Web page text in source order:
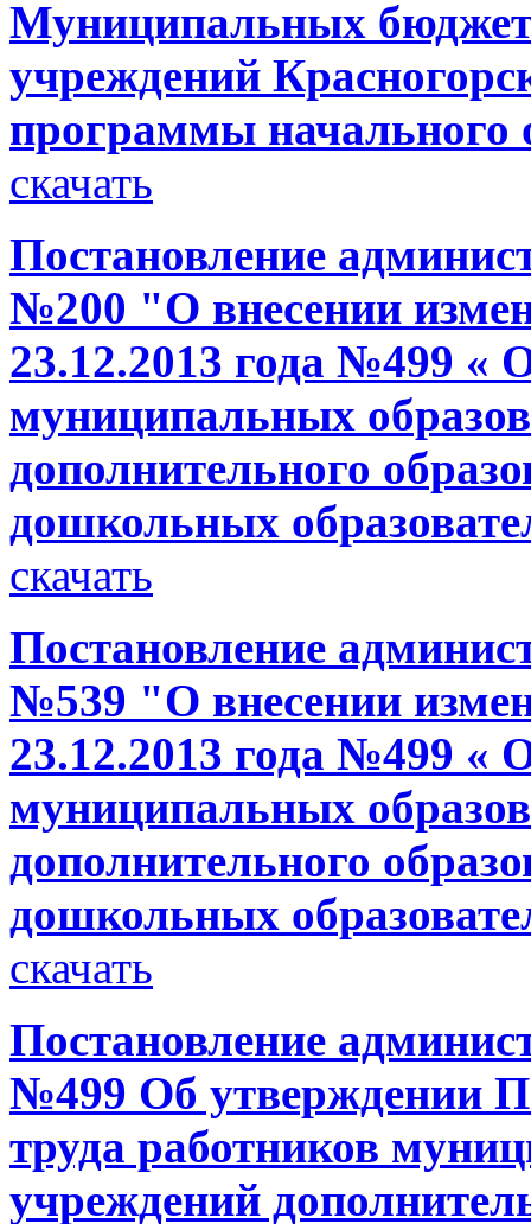
Муниципальных
учреждений
программы начального
скачать
Постановление
№200 "О внесении
23.12.2013 года №499 «
муниципальных
дополнительного
дошкольных
скачать
Постановление
№539 "О внесении
23.12.2013 года №499 «
муниципальных
дополнительного
дошкольных
скачать
Постановление
№499 Об утверждении
труда работников
учреждений